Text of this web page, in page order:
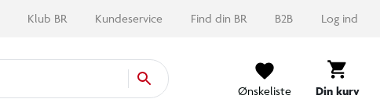
Klub BR Kundeservice Find din BR B2B Log ind
Ønskeliste
Din kurv